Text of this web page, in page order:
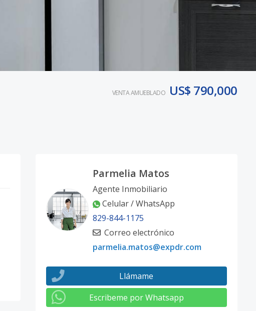
VENTA AMUEBLADO US$ 790,000
Parmelia Matos
Agente Inmobiliario
Celular / WhatsApp
829-844-1175
Correo electrónico
parmelia.matos@expdr.com
Llámame
Escribeme por Whatsapp